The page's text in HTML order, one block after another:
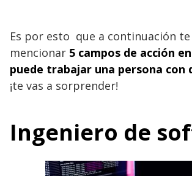
Es por esto que a continuación te
mencionar 5 campos de acción
puede trabajar una persona con
¡te vas a sorprender!
Ingeniero de